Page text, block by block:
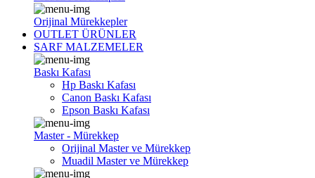
Orijinal Mürekkepler
OUTLET ÜRÜNLER
SARF MALZEMELER
Baskı Kafası
Hp Baskı Kafası
Canon Baskı Kafası
Epson Baskı Kafası
Master - Mürekkep
Orijinal Master ve Mürekkep
Muadil Master ve Mürekkep